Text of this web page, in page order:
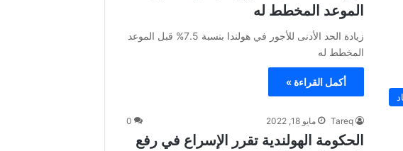
الموعد المخطط له
زيادة الحد الأدنى للأجور في هولندا بنسبة 7.5% قبل الموعد
المخطط له
أكمل القراءة »
Tareq مايو 18, 2022 0
الحكومة الهولندية تقرر الإسراع في رفع